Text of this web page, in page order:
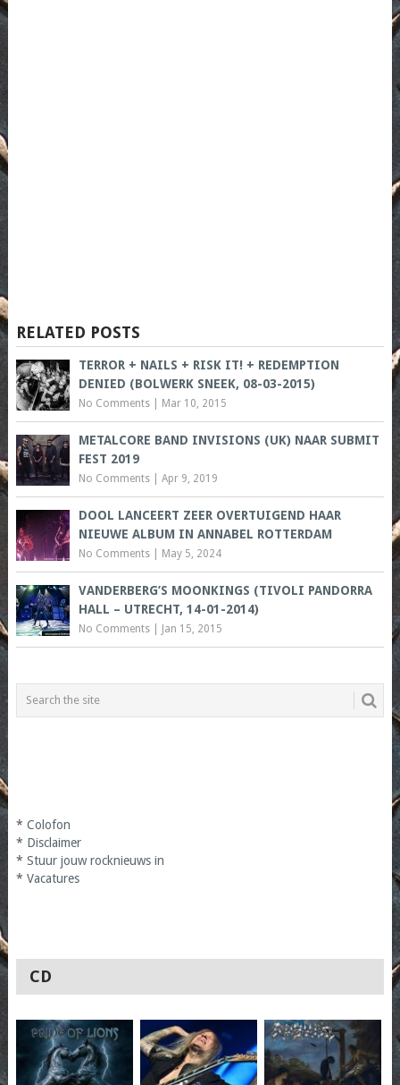
RELATED POSTS
TERROR + NAILS + RISK IT! + REDEMPTION
DENIED (BOLWERK SNEEK, 08-03-2015)
No Comments| Mar 10, 2015
METALCORE BAND INVISIONS (UK) NAAR SUBMIT
FEST 2019
No Comments| Apr 9, 2019
DOOL LANCEERT ZEER OVERTUIGEND HAAR
NIEUWE ALBUM IN ANNABEL ROTTERDAM
No Comments| May 5, 2024
VANDERBERG’S MOONKINGS (TIVOLI PANDORRA
HALL – UTRECHT, 14-01-2014)
No Comments| Jan 15, 2015
* Colofon
* Disclaimer
* Stuur jouw rocknieuws in
* Vacatures
CD